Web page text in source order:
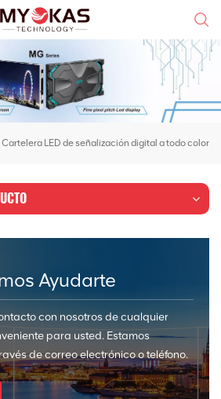
Cartelera LED de señalización digital a todo color
Ayudarte
con nosotros de cualquier
para usted. Estamos
de correo electrónico o teléfono.